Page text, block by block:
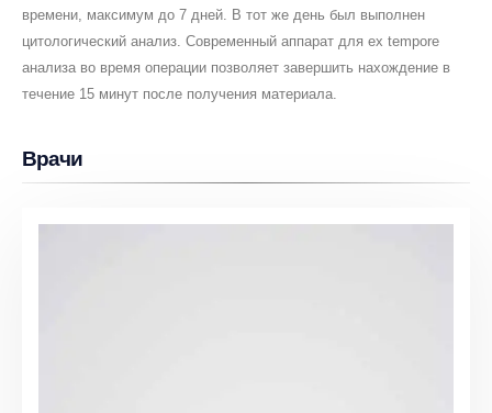
времени, максимум до 7 дней. В тот же день был выполнен
цитологический анализ. Современный аппарат для ex tempore
анализа во время операции позволяет завершить нахождение в
течение 15 минут после получения материала.
Врачи